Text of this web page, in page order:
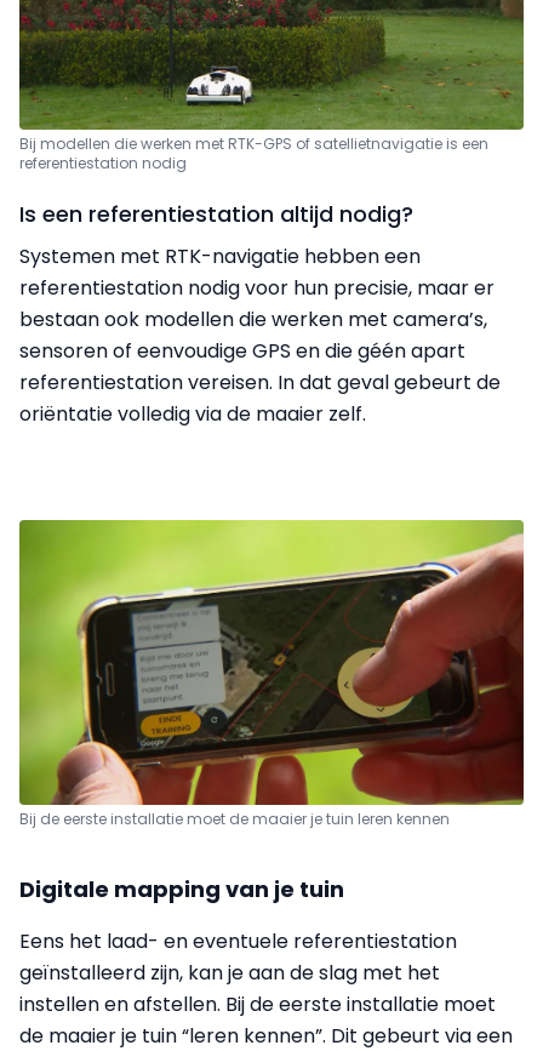
Bij modellen die werken met RTK-GPS of satellietnavigatie is een
referentiestation nodig
Is een referentiestation altijd nodig?
Systemen met RTK-navigatie hebben een
referentiestation nodig voor hun precisie, maar er
bestaan ook modellen die werken met camera’s,
sensoren of eenvoudige GPS en die géén apart
referentiestation vereisen. In dat geval gebeurt de
oriëntatie volledig via de maaier zelf.
Bij de eerste installatie moet de maaier je tuin leren kennen
Digitale mapping van je tuin
Eens het laad- en eventuele referentiestation
geïnstalleerd zijn, kan je aan de slag met het
instellen en afstellen. Bij de eerste installatie moet
de maaier je tuin “leren kennen”. Dit gebeurt via een